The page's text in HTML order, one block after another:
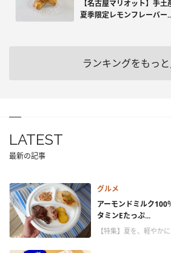
【名古屋マリオット】手
夏季限定レモンフレーバー
ランキングをもっ
LATEST
最新の記事
グルメ
アーモンドミルク
タミンEたっぷ...
【特集】夏を、軽やか